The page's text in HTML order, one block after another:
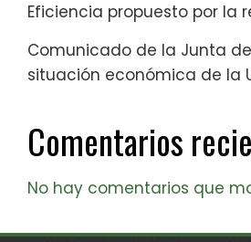
Eficiencia propuesto por la
Comunicado de la Junta de
situación económica de la
Comentarios
No hay comentarios que